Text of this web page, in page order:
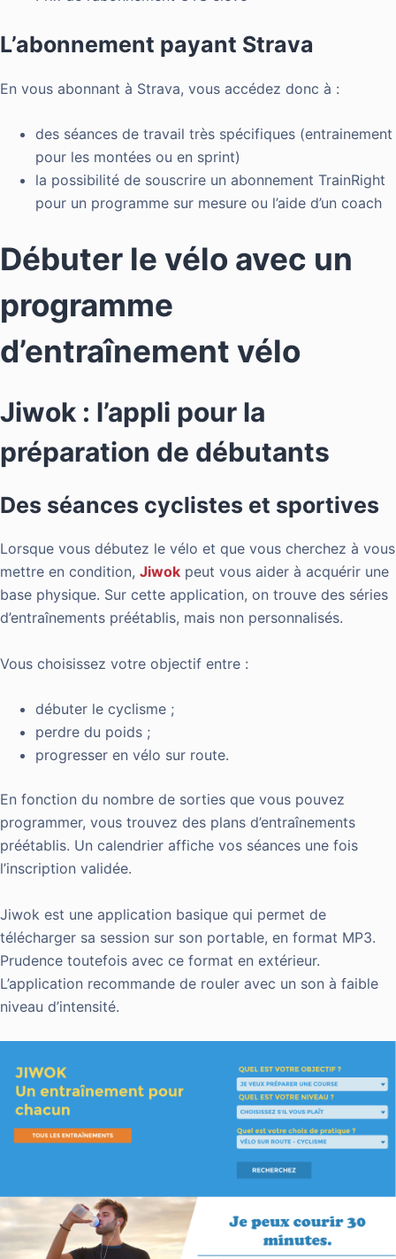
L’abonnement payant Strava
En vous abonnant à Strava, vous accédez donc à :
des séances de travail très spécifiques (entrainement
pour les montées ou en sprint)
la possibilité de souscrire un abonnement TrainRight
pour un programme sur mesure ou l’aide d’un coach
Débuter le vélo avec un
programme
d’entraînement vélo
Jiwok : l’appli pour la
préparation de débutants
Des séances cyclistes et sportives
Lorsque vous débutez le vélo et que vous cherchez à vous
mettre en condition, Jiwok peut vous aider à acquérir une
base physique. Sur cette application, on trouve des séries
d’entraînements préétablis, mais non personnalisés.
Vous choisissez votre objectif entre :
débuter le cyclisme ;
perdre du poids ;
progresser en vélo sur route.
En fonction du nombre de sorties que vous pouvez
programmer, vous trouvez des plans d’entraînements
préétablis. Un calendrier affiche vos séances une fois
l’inscription validée.
Jiwok est une application basique qui permet de
télécharger sa session sur son portable, en format MP3.
Prudence toutefois avec ce format en extérieur.
L’application recommande de rouler avec un son à faible
niveau d’intensité.